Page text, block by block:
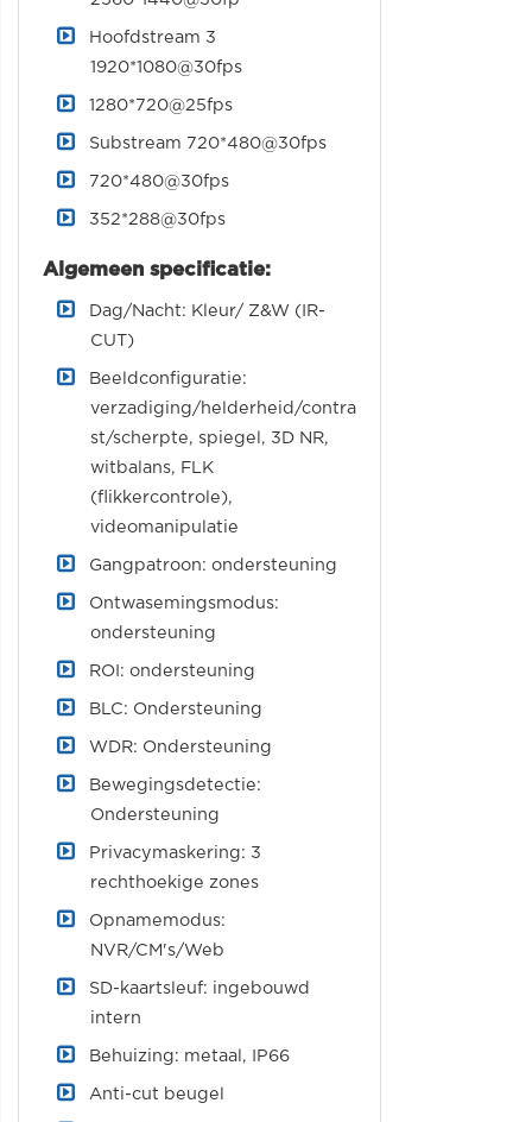
Hoofdstream 3
1920*1080@30fps
1280*720@25fps
Substream 720*480@30fps
720*480@30fps
352*288@30fps
Algemeen specificatie:
Dag/Nacht: Kleur/ Z&W (IR-
CUT)
Beeldconfiguratie:
verzadiging/helderheid/contra
st/scherpte, spiegel, 3D NR,
witbalans, FLK
(flikkercontrole),
videomanipulatie
Gangpatroon: ondersteuning
Ontwasemingsmodus:
ondersteuning
ROI: ondersteuning
BLC: Ondersteuning
WDR: Ondersteuning
Bewegingsdetectie:
Ondersteuning
Privacymaskering: 3
rechthoekige zones
Opnamemodus:
NVR/CM's/Web
SD-kaartsleuf: ingebouwd
intern
Behuizing: metaal, IP66
Anti-cut beugel